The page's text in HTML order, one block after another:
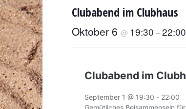
Clubabend im Clubhaus
Oktober 6 @ 19:30 –22:00